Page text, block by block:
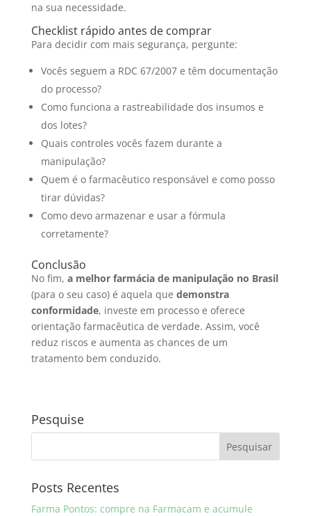
na sua necessidade.
Checklist rápido antes de comprar
Para decidir com mais segurança, pergunte:
Vocês seguem a RDC 67/2007 e têm documentação
do processo?
Como funciona a rastreabilidade dos insumos e
dos lotes?
Quais controles vocês fazem durante a
manipulação?
Quem é o farmacêutico responsável e como posso
tirar dúvidas?
Como devo armazenar e usar a fórmula
corretamente?
Conclusão
No fim, a melhor farmácia de manipulação no Brasil
(para o seu caso) é aquela que demonstra
conformidade, investe em processo e oferece
orientação farmacêutica de verdade. Assim, você
reduz riscos e aumenta as chances de um
tratamento bem conduzido.
Pesquise
Posts Recentes
Farma Pontos: compre na Farmacam e acumule